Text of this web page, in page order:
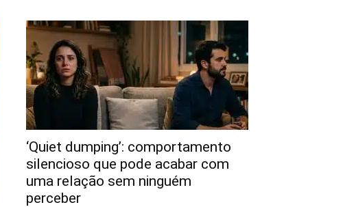
‘Quiet dumping’: comportamento
silencioso que pode acabar com
uma relação sem ninguém
perceber